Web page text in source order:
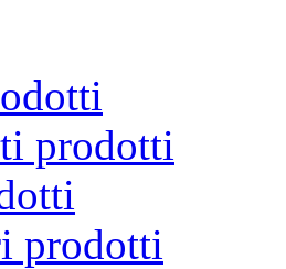
prodotti
prodotti